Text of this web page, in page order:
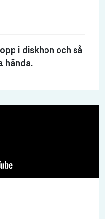
i diskhon och så
hända.